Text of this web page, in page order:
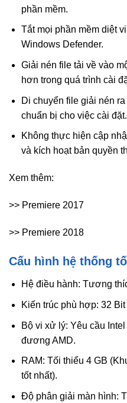
phần mềm.
Tắt mọi phần mềm diệt
Windows Defender.
Giải nén file tải về vào
hơn trong quá trình cài
Di chuyển file giải nén
chuẩn bị cho việc cài đặt.
Không thực hiện cập
và kích hoạt bản quyền
Xem thêm:
>> Premiere 2017
>> Premiere 2018
Cấu hình hệ thống
Hệ điều hành: Tương
Kiến trúc phù hợp: 32
Bộ vi xử lý: Yêu cầu
đương AMD.
RAM: Tối thiểu 4 GB
tốt nhất).
Độ phân giải màn hình: